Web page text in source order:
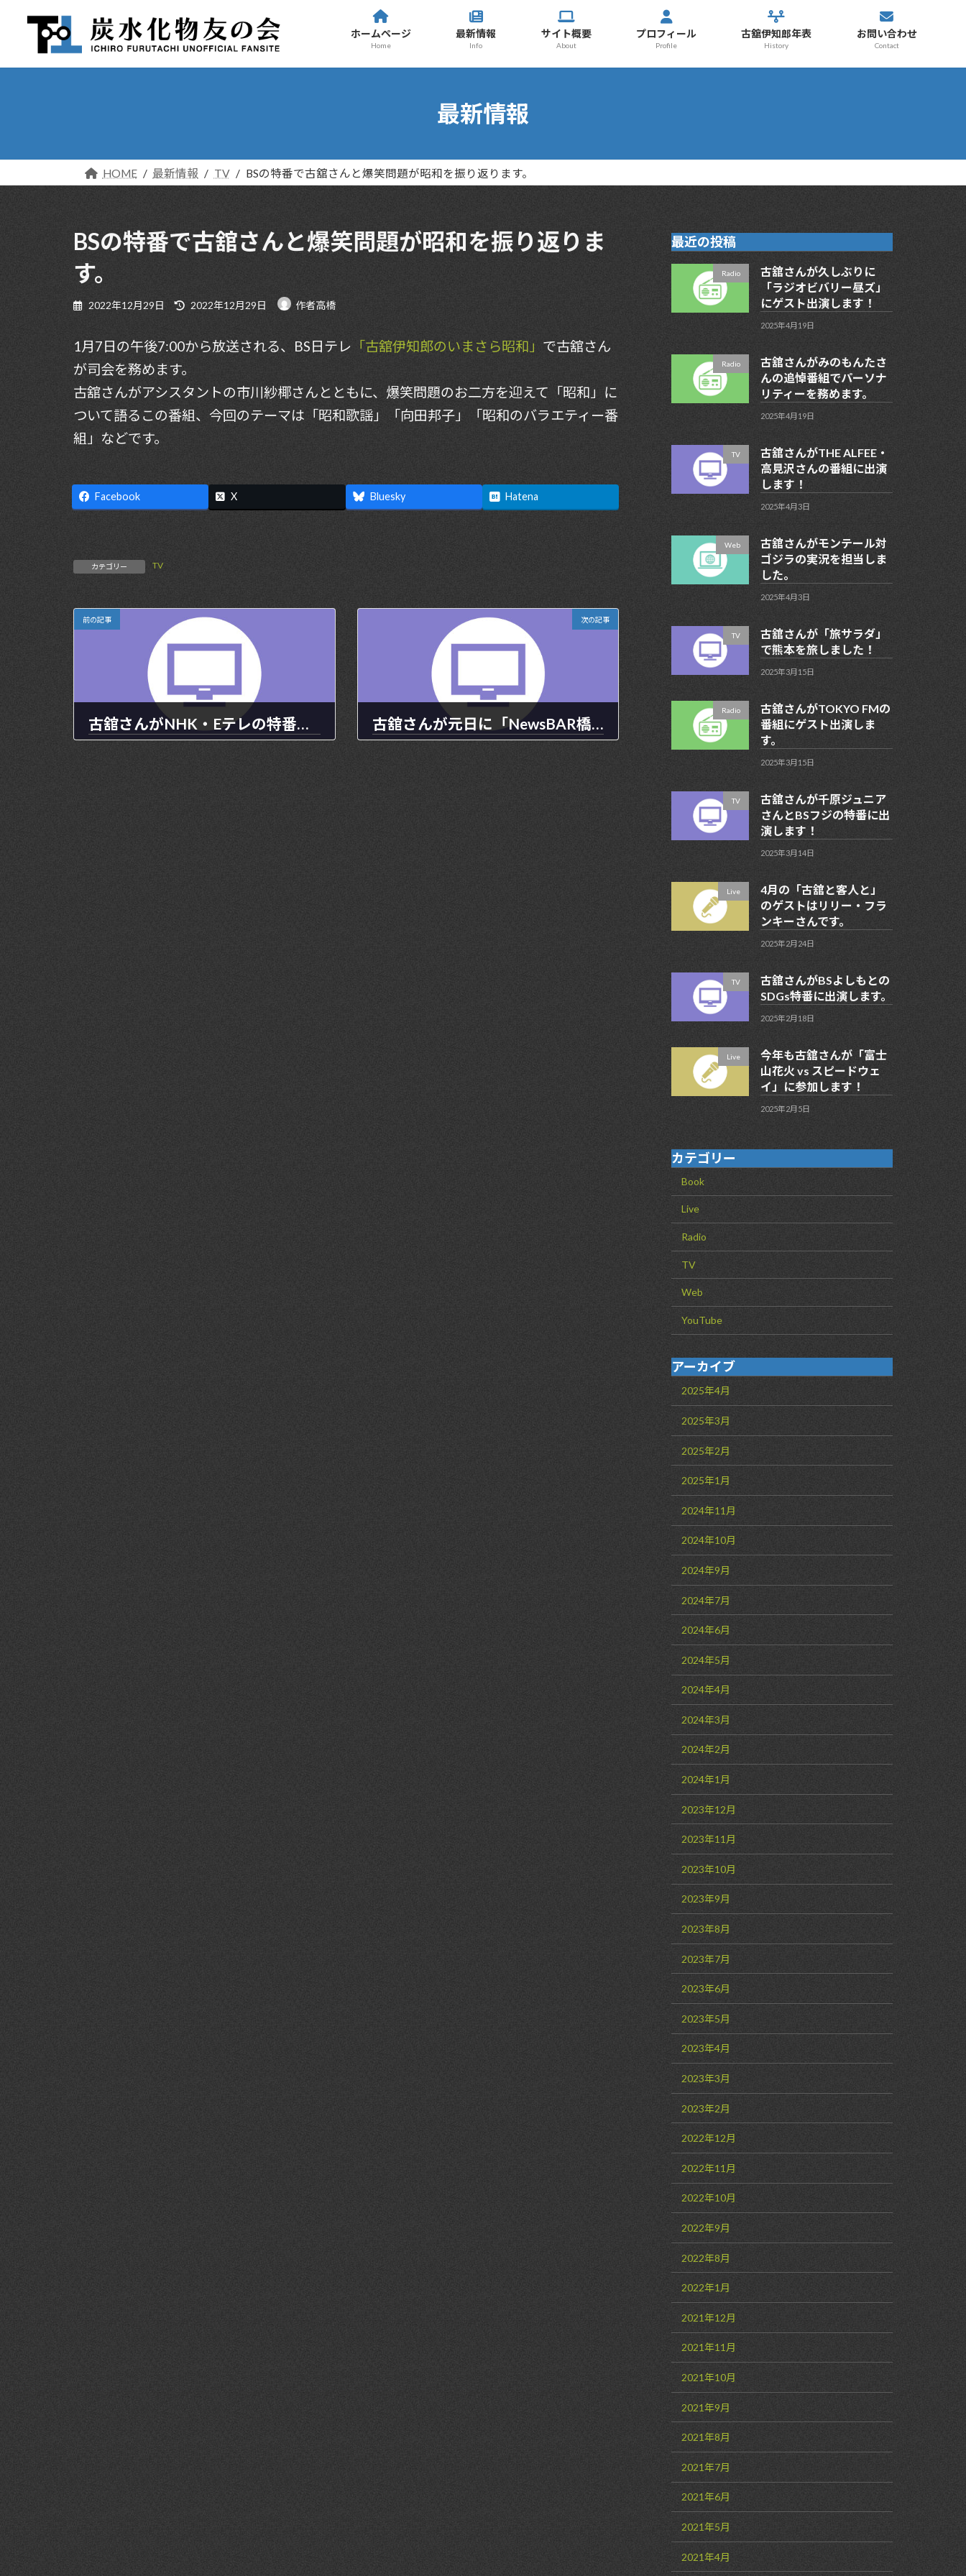
プ
動
ホームページ
Home
最新情報
Info
サイト概要
About
プロフィール
Profile
古舘伊知郎年表
History
お問い合わせ
Contact
最新情報
HOME 最新情報 TV BSの特番で古舘さんと爆笑問題が昭和を振り返ります。
BSの特番で古舘さんと爆笑問題が昭和を振り返りま
す。
2022年12月29日
最
新
:
2022年12月29日 作者高橋
1月7日の午後7:00から放送される、BS日テレ 「古舘伊知郎のいまさら昭和」 で古舘さん
が司会を務めます。
古舘さんがアシスタントの市川紗椰さんとともに、爆笑問題のお二方を迎えて「昭和」に
ついて語るこの番組、今回のテーマは「昭和歌謡」「向田邦子」「昭和のバラエティー番
組」などです。
Facebook X Bluesky Hatena
カテゴリー TV
前の記事
古舘さんがNHK・Eテレの特番で司会を担当します。
次の記事
古舘さんが元日に「NewsBAR橋下」に出演しました。
最近の投稿
Radio
古舘さんが久しぶりに
「ラジオビバリー昼ズ」
にゲスト出演します！
2025年4月19日
Radio
古舘さんがみのもんたさ
んの追悼番組でパーソナ
リティーを務めます。
2025年4月19日
TV
古舘さんがTHE ALFEE・
高見沢さんの番組に出演
します！
2025年4月3日
Web
古舘さんがモンテール対
ゴジラの実況を担当しま
した。
2025年4月3日
TV
古舘さんが「旅サラダ」
で熊本を旅しました！
2025年3月15日
Radio
古舘さんがTOKYO FMの
番組にゲスト出演しま
す。
2025年3月15日
TV
古舘さんが千原ジュニア
さんとBSフジの特番に出
演します！
2025年3月14日
Live
4月の「古舘と客人と」
のゲストはリリー・フラ
ンキーさんです。
2025年2月24日
TV
古舘さんがBSよしもとの
SDGs特番に出演します。
2025年2月18日
Live
今年も古舘さんが「富士
山花火 vs スピードウェ
イ」に参加します！
2025年2月5日
カテゴリー
Book
Live
Radio
TV
Web
YouTube
アーカイブ
2025年4月
2025年3月
2025年2月
2025年1月
2024年11月
2024年10月
2024年9月
2024年7月
2024年6月
2024年5月
2024年4月
2024年3月
2024年2月
2024年1月
2023年12月
2023年11月
2023年10月
2023年9月
2023年8月
2023年7月
2023年6月
2023年5月
2023年4月
2023年3月
2023年2月
2022年12月
2022年11月
2022年10月
2022年9月
2022年8月
2022年1月
2021年12月
2021年11月
2021年10月
2021年9月
2021年8月
2021年7月
2021年6月
2021年5月
2021年4月